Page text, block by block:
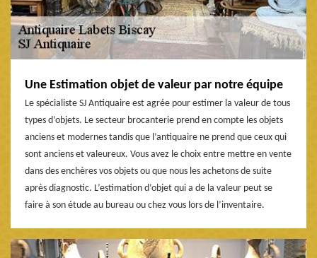
Une Estimation objet de valeur par notre équipe
Le spécialiste SJ Antiquaire est agrée pour estimer la valeur de tous
types d’objets. Le secteur brocanterie prend en compte les objets
anciens et modernes tandis que l’antiquaire ne prend que ceux qui
sont anciens et valeureux. Vous avez le choix entre mettre en vente
dans des enchères vos objets ou que nous les achetons de suite
après diagnostic. L’estimation d’objet qui a de la valeur peut se
faire à son étude au bureau ou chez vous lors de l’inventaire.